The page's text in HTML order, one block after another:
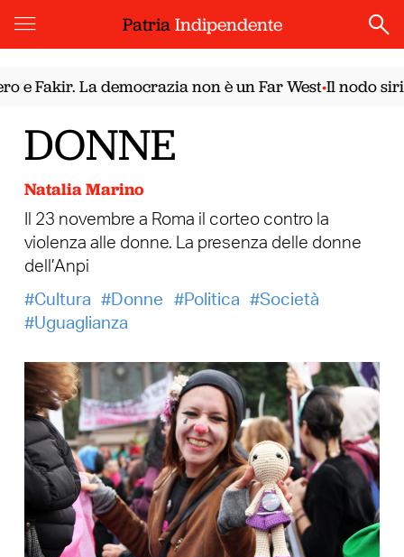
PatriaIndipendente
Fakir. La democrazia non è un Far West•Il nodo
DONNE
Natalia Marino
Il 23 novembre a Roma il corteo contro la
violenza alle donne. La presenza delle donne
dell’Anpi
Cultura
Donne Politica
Società
Uguaglianza